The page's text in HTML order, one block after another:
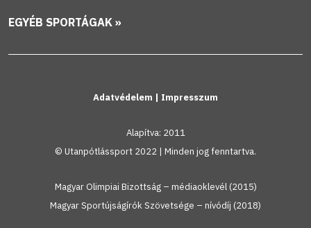
EGYÉB SPORTÁGAK »
Adatvédelem | Impresszum
Alapítva: 2011
© Utanpótlássport 2022 | Minden jog fenntartva.
Magyar Olimpiai Bizottság – médiaoklevél (2015)
Magyar Sportújságírók Szövetsége – nívódíj (2018)